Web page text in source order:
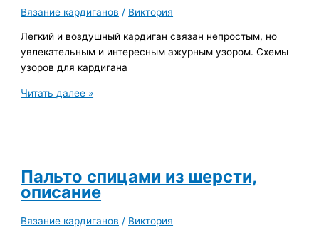
Вязание кардиганов / Виктория
Легкий и воздушный кардиган связан непростым, но
увлекательным и интересным ажурным узором. Схемы
узоров для кардигана
Кардиган
Читать далее »
Пальто спицами из шерсти,
описание
Вязание кардиганов / Виктория